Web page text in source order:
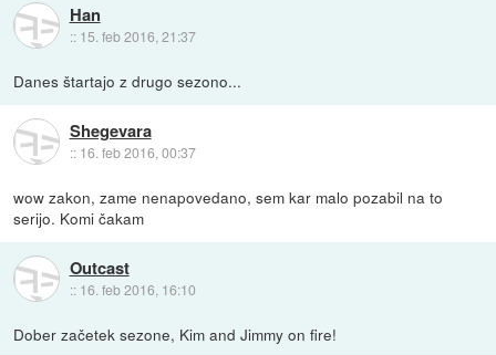
Han
:: 15. feb 2016, 21:37
Danes štartajo z drugo sezono...
Shegevara
:: 16. feb 2016, 00:37
wow zakon, zame nenapovedano, sem kar malo pozabil na to
serijo. Komi čakam
Outcast
:: 16. feb 2016, 16:10
Dober začetek sezone, Kim and Jimmy on fire!